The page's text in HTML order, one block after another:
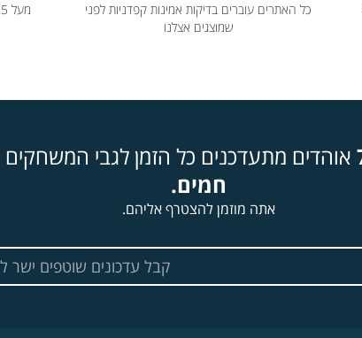
כל האתרים עוברים בדיקות אמינות קפדניות לפני
שמוצגים אצלנו
אוהדים מתעדכנים כל הזמן לגבי המשחקים
חמים.
אתה מוזמן להצטרף אליהם.